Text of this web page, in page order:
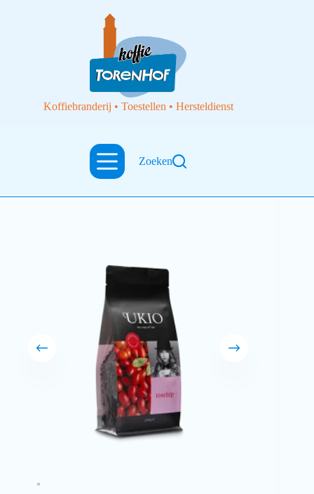
Koffiebranderij • Toestellen • Hersteldienst
Zoeken